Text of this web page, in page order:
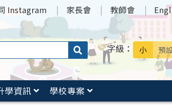
Instagram 家長會 教師會
搜
送出 字級： 小 預
學資訊
學校專案